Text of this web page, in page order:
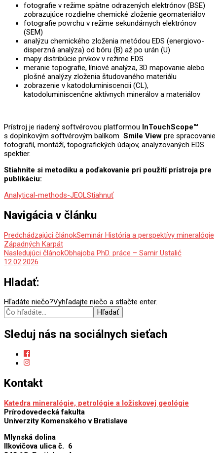
fotografie v režime spätne odrazených elektrónov (BSE)
zobrazujúce rozdielne chemické zloženie geomateriálov
fotografie povrchu v režime sekundárnych elektrónov
(SEM)
analýzu chemického zloženia metódou EDS (energiovo-
disperzná analýza) od bóru (B) až po urán (U)
mapy distribúcie prvkov v režime EDS
meranie topografie, líniové analýza, 3D mapovanie alebo
plošné analýzy zloženia študovaného materiálu
zobrazenie v katodoluminiscencii (CL),
katodoluminiscenčne aktívnych minerálov a materiálov
Prístroj je riadený softvérovou platformou InTouchScope™
s doplnkovým softvérovým balíkom Smile View pre spracovanie
fotografií, montáží, topografických údajov, analyzovaných EDS
spektier.
Stiahnite si metodiku a poďakovanie pri použití prístroja pre
publikáciu:
Analytical-methods-JEOL Stiahnuť
Navigácia v článku
Predchádzajúci článokSeminár História a perspektívy mineralógie
Západných Karpát
Nasledujúci článokObhajoba PhD. práce – Samir Ustalić
12.02.2026
Hladať:
Hľadáte niečo?Vyhľadajte niečo a stlačte enter.
Sleduj nás na sociálnych sieťach
Kontakt
Katedra mineralógie, petrológie a ložiskovej geológie
Prírodovedecká fakulta
Univerzity Komenského v Bratislave
Mlynská dolina
Ilkovičova ulica č. 6